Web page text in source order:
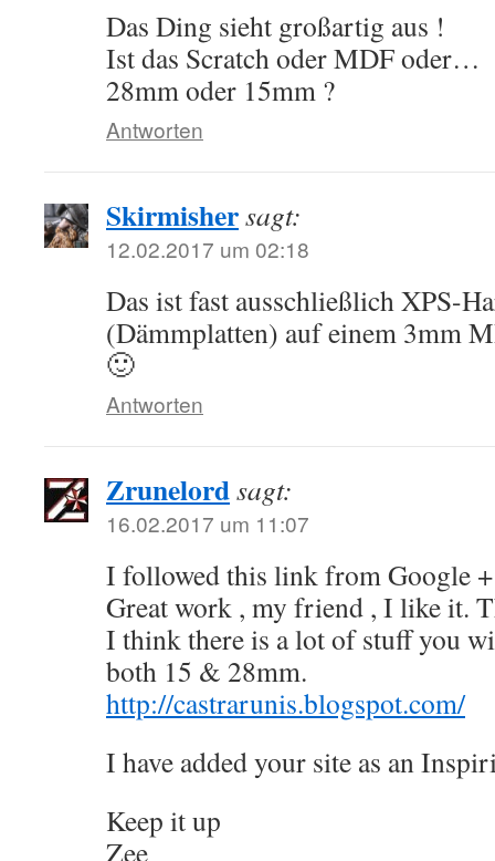
Das Ding sieht großartig aus !
Ist das Scratch oder MDF oder…
28mm oder 15mm ?
Antworten
Skirmishersagt:
12.02.2017 um 02:18
Das ist fast ausschließlich XPS-
(Dämmplatten) auf einem 3mm
🙂
Antworten
Zrunelordsagt:
16.02.2017 um 11:07
I followed this link from Google +
Great work , my friend , I like it.
I think there is a lot of stuff you
both 15 & 28mm.
http://castrarunis.blogspot.com/
I have added your site as an
Keep it up
Zee